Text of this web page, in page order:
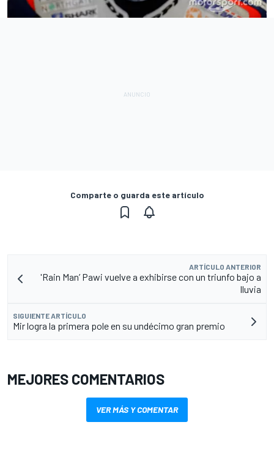
Comparte o guarda este artículo
ARTÍCULO ANTERIOR
'Rain Man’ Pawi vuelve a exhibirse con un triunfo bajo a
lluvia
SIGUIENTE ARTÍCULO
Mir logra la primera pole en su undécimo gran premio
MEJORES COMENTARIOS
VER MÁS Y COMENTAR